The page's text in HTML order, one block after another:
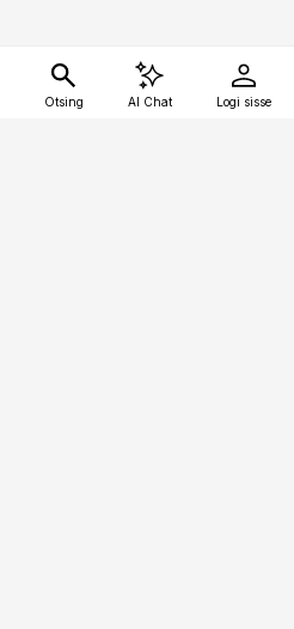
Otsing AI Chat Logi sisse